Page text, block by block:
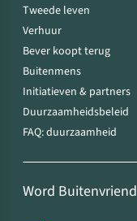
Tweede leven
Verhuur
Bever koopt terug
Buitenmens
Initiatieven & partners
Duurzaamheidsbeleid
FAQ: duurzaamheid
Word Buitenvriend